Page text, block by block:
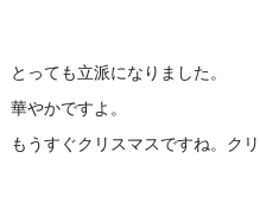
とっても立派になりました。
華やかですよ。
もうすぐクリスマスですね。ク